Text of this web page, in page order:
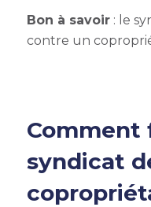
Bon à savoir: le
contre un
Comment
syndicat